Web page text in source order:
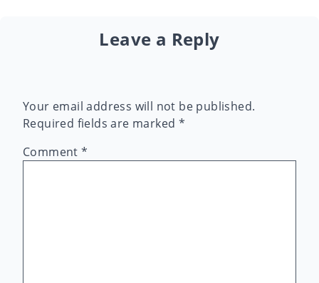
Leave a Reply
Your email address will not be published.
Required fields are marked *
Comment*